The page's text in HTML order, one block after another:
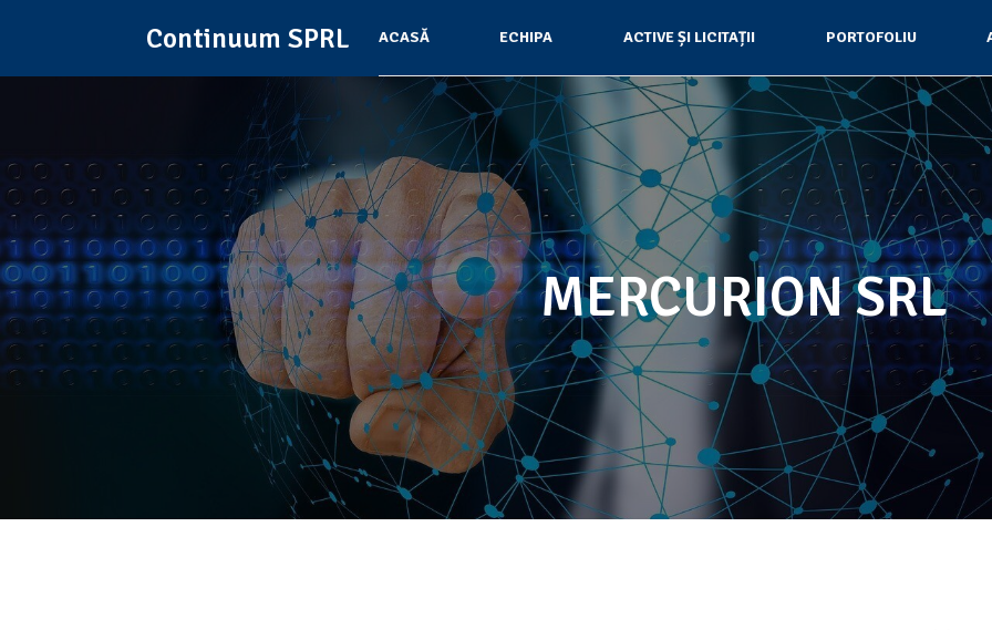
Continuum SPRL ACASĂ ECHIPA ACTIVE ȘI LICITAȚII PORTOFOLIU
MERCURION SRL